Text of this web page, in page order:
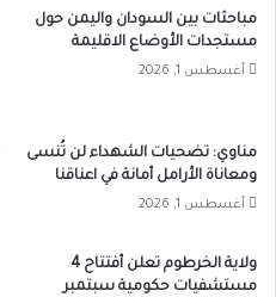
مباحثات بين السودان واليمن حول
مستجدات الأوضاع الاقليمة
أغسطس 1, 2026
مناوي: تضحيات الشهداء لن تُنسى
ومعاناة الأرامل أمانة في اعناقنا
أغسطس 1, 2026
ولاية الخرطوم تعلن أفتتاح 4
مستشفيات حكومية سبتمبر